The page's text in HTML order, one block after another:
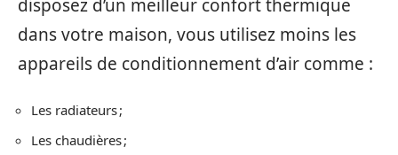
disposez d’un meilleur confort thermique
dans votre maison, vous utilisez moins les
appareils de conditionnement d’air comme :
Les radiateurs ;
Les chaudières ;